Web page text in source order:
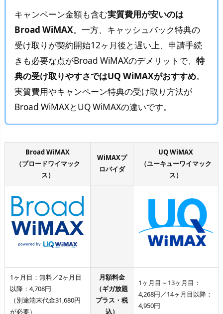
キャンペーン金額も含む実質費用が安いのは
Broad WiMAX。一方、キャッシュバック特典の
受け取りが契約開始12ヶ月後と遅い上、申請手続
きも必要な点がBroad WiMAXのデメリットで、特
典の受け取りやすさではUQ WiMAXがおすすめ。
実質費用やキャンペーン特典の受け取り方法が
Broad WiMAXとUQ WiMAXの違いです。
Broad WiMAX
（ブロードワイマック
ス）
WiMAXプ
ロバイダ
UQ WiMAX
（ユーキューワイマック
ス）
1ヶ月目：無料／2ヶ月目
以降：4,708円
（別途端末代金31,680円
が必要）
月額料金
（ギガ放題
プラス・税
込）
1ヶ月目～13ヶ月目：
4,268円／14ヶ月目以降：
4,950円